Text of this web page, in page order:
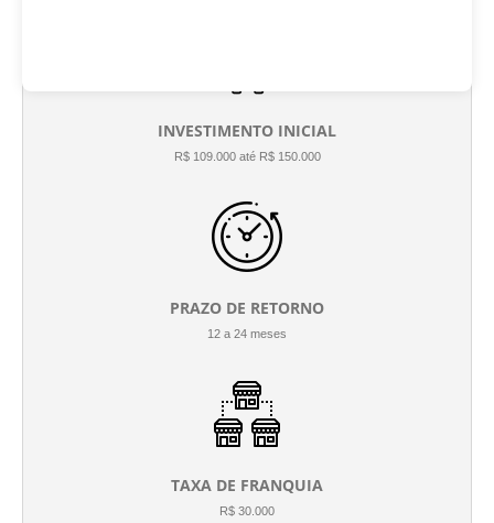
INVESTIMENTO INICIAL
R$ 109.000 até R$ 150.000
PRAZO DE RETORNO
12 a 24 meses
TAXA DE FRANQUIA
R$ 30.000